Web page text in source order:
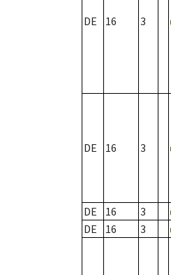
DE 16 3
DE 16 3
DE
16 3
DE
16 3